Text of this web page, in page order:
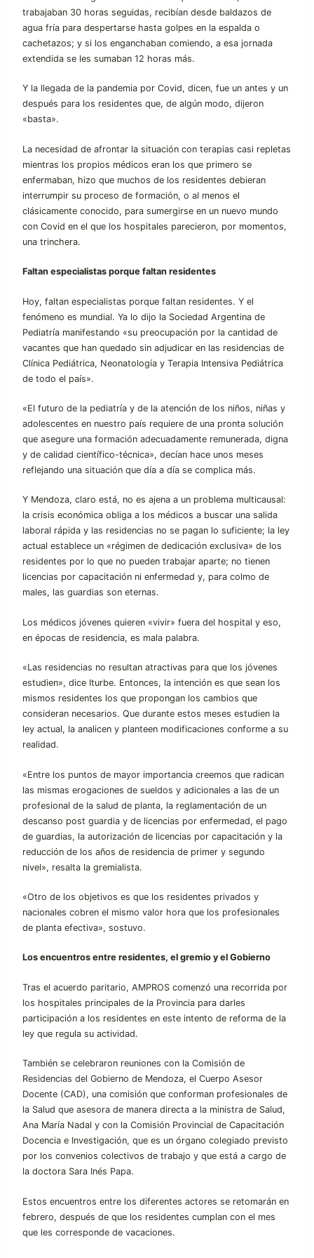
trabajaban 30 horas seguidas, recibían desde baldazos de
agua fría para despertarse hasta golpes en la espalda o
cachetazos; y si los enganchaban comiendo, a esa jornada
extendida se les sumaban 12 horas más.
Y la llegada de la pandemia por Covid, dicen, fue un antes y un
después para los residentes que, de algún modo, dijeron
«basta».
La necesidad de afrontar la situación con terapias casi repletas
mientras los propios médicos eran los que primero se
enfermaban, hizo que muchos de los residentes debieran
interrumpir su proceso de formación, o al menos el
clásicamente conocido, para sumergirse en un nuevo mundo
con Covid en el que los hospitales parecieron, por momentos,
una trinchera.
Faltan especialistas porque faltan residentes
Hoy, faltan especialistas porque faltan residentes. Y el
fenómeno es mundial. Ya lo dijo la Sociedad Argentina de
Pediatría manifestando «su preocupación por la cantidad de
vacantes que han quedado sin adjudicar en las residencias de
Clínica Pediátrica, Neonatología y Terapia Intensiva Pediátrica
de todo el país».
«El futuro de la pediatría y de la atención de los niños, niñas y
adolescentes en nuestro país requiere de una pronta solución
que asegure una formación adecuadamente remunerada, digna
y de calidad científico-técnica», decían hace unos meses
reflejando una situación que día a día se complica más.
Y Mendoza, claro está, no es ajena a un problema multicausal:
la crisis económica obliga a los médicos a buscar una salida
laboral rápida y las residencias no se pagan lo suficiente; la ley
actual establece un «régimen de dedicación exclusiva» de los
residentes por lo que no pueden trabajar aparte; no tienen
licencias por capacitación ni enfermedad y, para colmo de
males, las guardias son eternas.
Los médicos jóvenes quieren «vivir» fuera del hospital y eso,
en épocas de residencia, es mala palabra.
«Las residencias no resultan atractivas para que los jóvenes
estudien», dice Iturbe. Entonces, la intención es que sean los
mismos residentes los que propongan los cambios que
consideran necesarios. Que durante estos meses estudien la
ley actual, la analicen y planteen modificaciones conforme a su
realidad.
«Entre los puntos de mayor importancia creemos que radican
las mismas erogaciones de sueldos y adicionales a las de un
profesional de la salud de planta, la reglamentación de un
descanso post guardia y de licencias por enfermedad, el pago
de guardias, la autorización de licencias por capacitación y la
reducción de los años de residencia de primer y segundo
nivel», resalta la gremialista.
«Otro de los objetivos es que los residentes privados y
nacionales cobren el mismo valor hora que los profesionales
de planta efectiva», sostuvo.
Los encuentros entre residentes, el gremio y el Gobierno
Tras el acuerdo paritario, AMPROS comenzó una recorrida por
los hospitales principales de la Provincia para darles
participación a los residentes en este intento de reforma de la
ley que regula su actividad.
También se celebraron reuniones con la Comisión de
Residencias del Gobierno de Mendoza, el Cuerpo Asesor
Docente (CAD), una comisión que conforman profesionales de
la Salud que asesora de manera directa a la ministra de Salud,
Ana María Nadal y con la Comisión Provincial de Capacitación
Docencia e Investigación, que es un órgano colegiado previsto
por los convenios colectivos de trabajo y que está a cargo de
la doctora Sara Inés Papa.
Estos encuentros entre los diferentes actores se retomarán en
febrero, después de que los residentes cumplan con el mes
que les corresponde de vacaciones.